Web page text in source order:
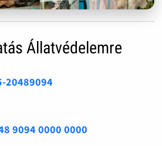
Állatvédelemre
20489094
9094 0000 0000